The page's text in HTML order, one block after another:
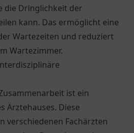
die Dringlichkeit der
kann. Das ermöglicht eine
Wartezeiten und reduziert
Wartezimmer.
ist ein
Ärztehauses. Diese
verschiedenen Fachärzten